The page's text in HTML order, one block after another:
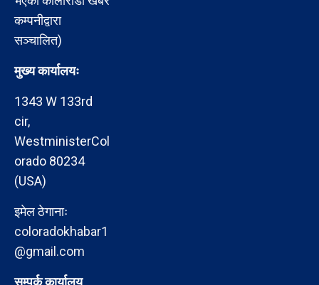
कम्पनीद्वारा
सञ्चालित)
मुख्य कार्यालयः
1343 W 133rd
cir,
WestministerCol
orado 80234
(USA)
इमेल ठेगानाः
coloradokhabar1
@gmail.com
सम्पर्क कार्यालय